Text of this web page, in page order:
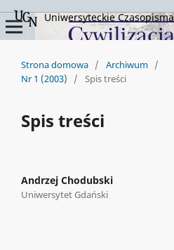
Uniwersyteckie
Strona domowa / Archiwum /
Nr 1 (2003)
/ Spis treści
Spis treści
Andrzej Chodubski
Uniwersytet Gdański